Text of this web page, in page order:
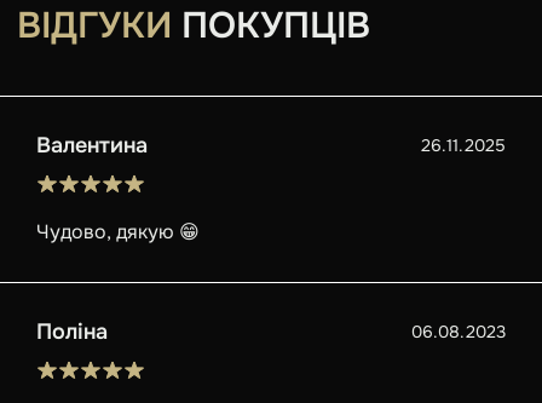
ВІДГУКИ ПОКУПЦІВ
Валентина 26.11.2025
Чудово, дякую 😁
Поліна 06.08.2023